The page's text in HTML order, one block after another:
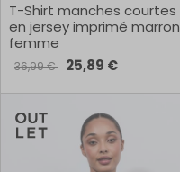
T-Shirt manches courtes
en jersey imprimé marron
femme
36,99 € 25,89 €